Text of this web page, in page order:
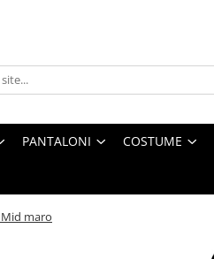
PANTALONI COSTUME
Mid maro